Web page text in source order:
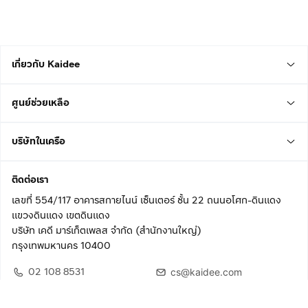
เกี่ยวกับ Kaidee
ศูนย์ช่วยเหลือ
บริษัทในเครือ
ติดต่อเรา
เลขที่ 554/117 อาคารสกายไนน์ เซ็นเตอร์ ชั้น 22 ถนนอโศก-ดินแดง
แขวงดินแดง เขตดินแดง
บริษัท เคดี มาร์เก็ตเพลส จำกัด (สำนักงานใหญ่)
กรุงเทพมหานคร 10400
02 108 8531
cs@kaidee.com